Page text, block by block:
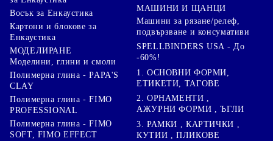
Восък за Енкаустика
Картони и блокове за
Енкаустика
МОДЕЛИРАНЕ
Моделини, глини и смоли
Полимерна глина - PAPA'S
CLAY
Полимерна глина - FIMO
PROFESSIONAL
Полимерна глина - FIMO
SOFT, FIMO EFFECT
МАШИНИ И ЩАНЦИ
Машини за рязане/релеф,
подвързване и консумативи
SPELLBINDERS USA - До
-60%!
1. ОСНОВНИ ФОРМИ,
ЕТИКЕТИ, ТАГОВЕ
2. ОРНАМЕНТИ ,
АЖУРНИ ФОРМИ , ЪГЛИ
3. РАМКИ , КАРТИЧКИ ,
КУТИИ , ПЛИКОВЕ